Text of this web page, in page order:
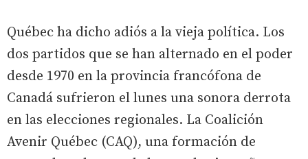
Québec ha dicho adiós a la vieja política. Los
dos partidos que se han alternado en el poder
desde 1970 en la provincia francófona de
Canadá sufrieron el lunes una sonora derrota
en las elecciones regionales. La Coalición
Avenir Québec (CAQ), una formación de